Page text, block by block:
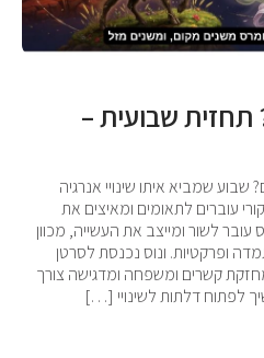
תחזית שבועית –
שמביא איתו שינויי אנרגיה
עוברים לתאומים ומאיצים את
לשור ומייצב את העשייה, מכוון
ופרקטיות. ונוס נכנסת לסרטן
קשרים ומשפחה ומדגישה צורך
לפתוח דלתות לשינויי […]